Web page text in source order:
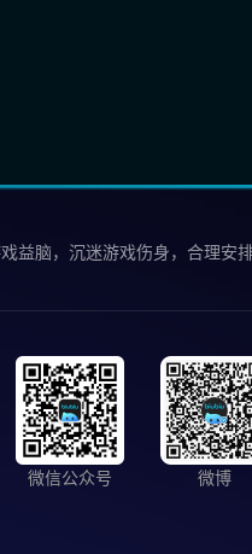
益脑，沉迷游戏伤身，合理安
微信公众号 微博